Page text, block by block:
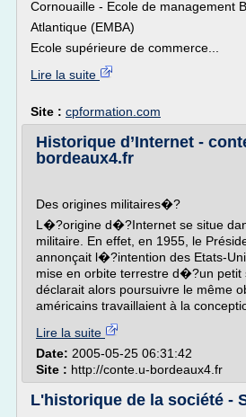
Cornouaille - Ecole de management
Atlantique (EMBA)
Ecole supérieure de commerce...
Lire la suite
Site : cpformation.com
Historique d’Internet -
bordeaux4.fr
Des origines militaires�?
L�?origine d�?Internet se situe
militaire. En effet, en 1955, le
annonçait l�?intention des Etats-
mise en orbite terrestre d�?un
déclarait alors poursuivre le même
américains travaillaient à la
Lire la suite
Date: 2005-05-25 06:31:42
Site : http://conte.u-bordeaux4.fr
L'historique de la société -